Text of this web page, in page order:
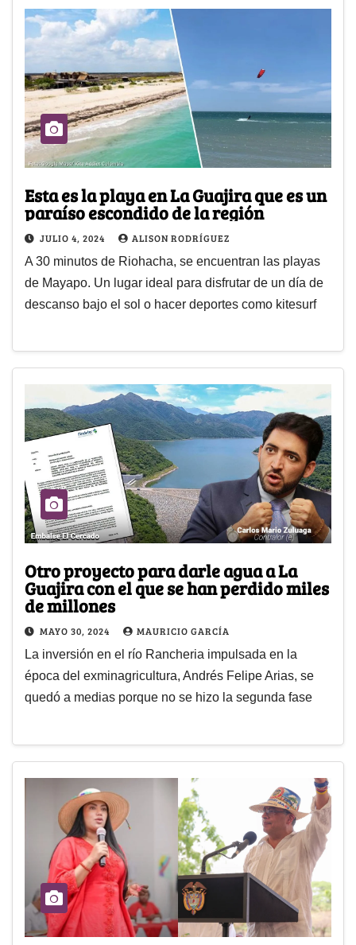
Esta es la playa en La Guajira que es un
paraíso escondido de la región
JULIO 4, 2024 ALISON RODRÍGUEZ
A 30 minutos de Riohacha, se encuentran las playas
de Mayapo. Un lugar ideal para disfrutar de un día de
descanso bajo el sol o hacer deportes como kitesurf
Otro proyecto para darle agua a La
Guajira con el que se han perdido miles
de millones
MAYO 30, 2024 MAURICIO GARCÍA
La inversión en el río Rancheria impulsada en la
época del exminagricultura, Andrés Felipe Arias, se
quedó a medias porque no se hizo la segunda fase